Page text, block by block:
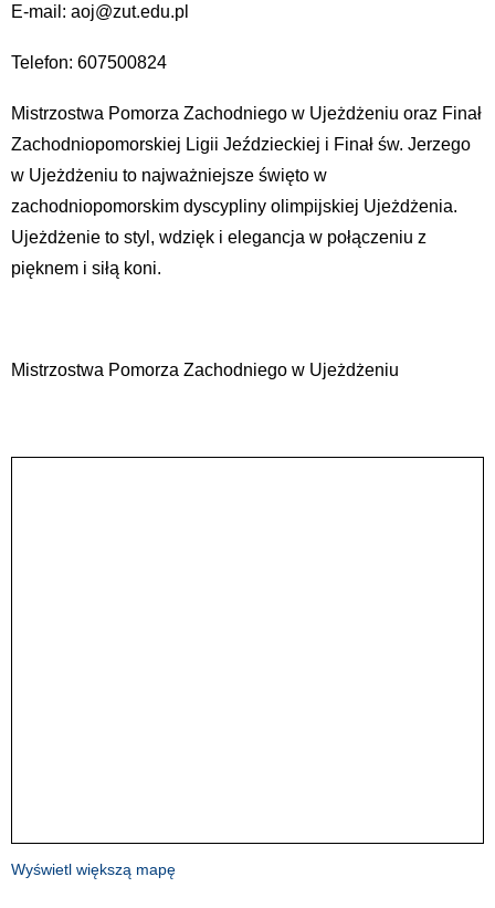
E-mail: aoj@zut.edu.pl
Telefon: 607500824
Mistrzostwa Pomorza Zachodniego w Ujeżdżeniu oraz Finał
Zachodniopomorskiej Ligii Jeździeckiej i Finał św. Jerzego
w Ujeżdżeniu to najważniejsze święto w
zachodniopomorskim dyscypliny olimpijskiej Ujeżdżenia.
Ujeżdżenie to styl, wdzięk i elegancja w połączeniu z
pięknem i siłą koni.
Mistrzostwa Pomorza Zachodniego w Ujeżdżeniu
Wyświetl większą mapę